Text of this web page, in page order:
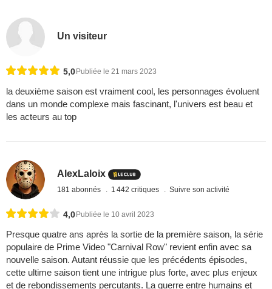
Un visiteur
5,0 Publiée le 21 mars 2023
la deuxième saison est vraiment cool, les personnages évoluent
dans un monde complexe mais fascinant, l'univers est beau et
les acteurs au top
AlexLaloix
181 abonnés 1 442 critiques Suivre son activité
4,0Publiée le 10 avril 2023
Presque quatre ans après la sortie de la première saison, la série
populaire de Prime Video "Carnival Row" revient enfin avec sa
nouvelle saison. Autant réussie que les précédents épisodes,
cette ultime saison tient une intrigue plus forte, avec plus enjeux
et de rebondissements percutants. La guerre entre humains et